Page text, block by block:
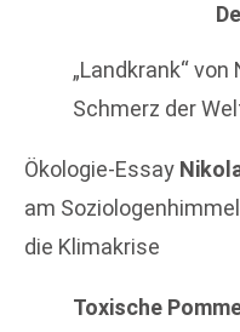
„Landkrank“
Schmerz der
Ökologie-Essay
am
die Klimakrise
Toxische